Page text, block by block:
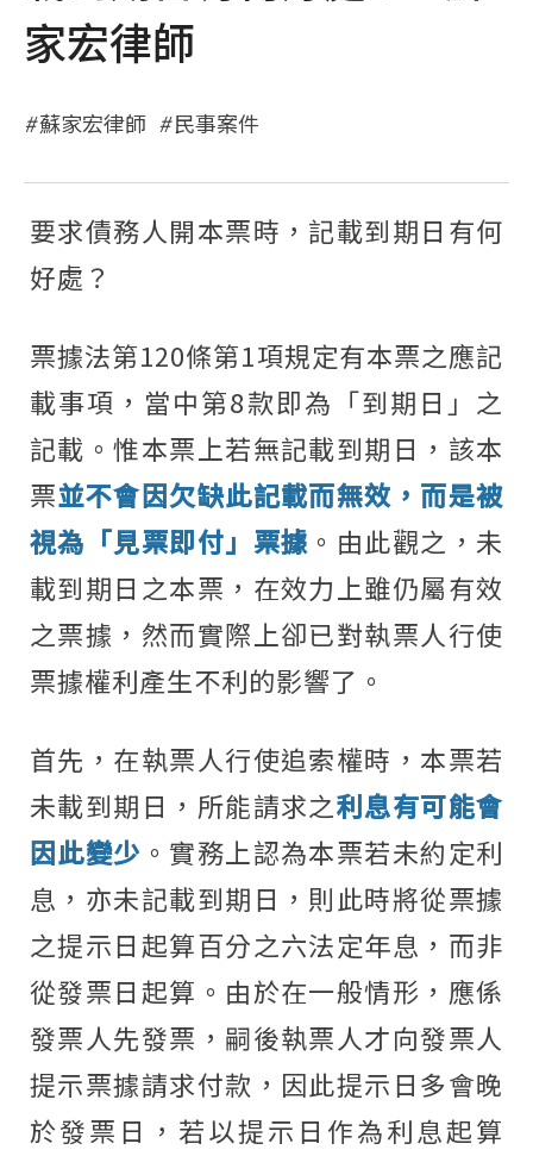
家宏律師
蘇家宏律師 民事案件
要求債務人開本票時，記載到期日有何
好處？
票據法第120條第1項規定有本票之應記
載事項，當中第8款即為「到期日」之
記載。惟本票上若無記載到期日，該本
票並不會因欠缺此記載而無效，而是被
視為「見票即付」票據 。由此觀之，未
載到期日之本票，在效力上雖仍屬有效
之票據，然而實際上卻已對執票人行使
票據權利產生不利的影響了。
首先，在執票人行使追索權時，本票若
未載到期日，所能請求之利息有可能會
因此變少 。實務上認為本票若未約定利
息，亦未記載到期日，則此時將從票據
之提示日起算百分之六法定年息，而非
從發票日起算。由於在一般情形，應係
發票人先發票，嗣後執票人才向發票人
提示票據請求付款，因此提示日多會晚
於發票日，若以提示日作為利息起算